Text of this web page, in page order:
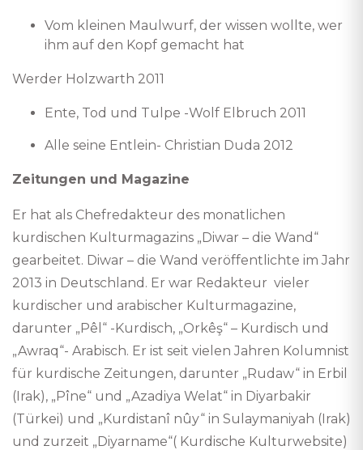
Vom kleinen Maulwurf, der wissen wollte, wer
ihm auf den Kopf gemacht hat
Werder Holzwarth 2011
Ente, Tod und Tulpe -Wolf Elbruch 2011
Alle seine Entlein- Christian Duda 2012
Zeitungen und Magazine
Er hat als Chefredakteur des monatlichen
kurdischen Kulturmagazins „Diwar – die Wand“
gearbeitet. Diwar – die Wand veröffentlichte im Jahr
2013 in Deutschland. Er war Redakteur vieler
kurdischer und arabischer Kulturmagazine,
darunter „Pêl“ -Kurdisch, „Orkêş“ – Kurdisch und
„Awraq“- Arabisch. Er ist seit vielen Jahren Kolumnist
für kurdische Zeitungen, darunter „Rudaw“ in Erbil
(Irak), „Pîne“ und „Azadiya Welat“ in Diyarbakir
(Türkei) und „Kurdistanî nûy“ in Sulaymaniyah (Irak)
und zurzeit „Diyarname“( Kurdische Kulturwebsite)